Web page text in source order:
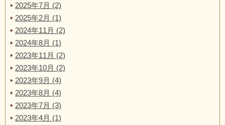
2025年7月 (2)
2025年2月 (1)
2024年11月 (2)
2024年8月 (1)
2023年11月 (2)
2023年10月 (2)
2023年9月 (4)
2023年8月 (4)
2023年7月 (3)
2023年4月 (1)